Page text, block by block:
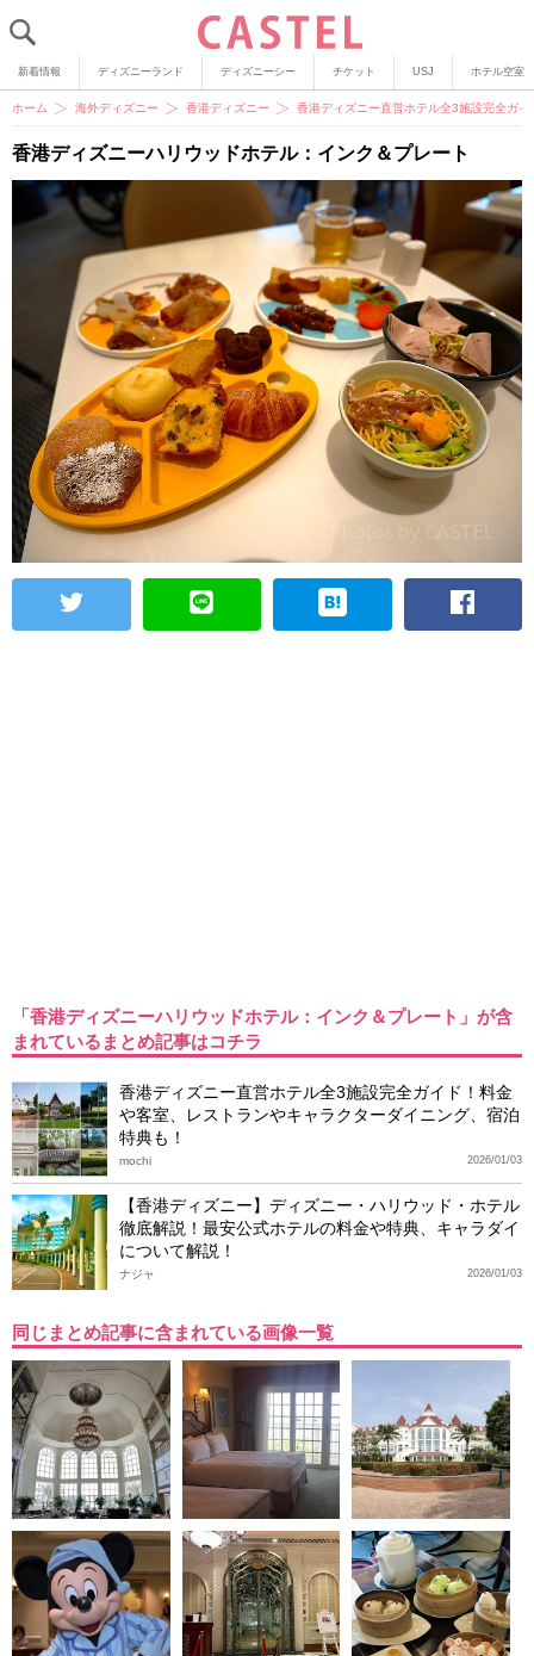
新着情報 ディズニーランド ディズニーシー チケット USJ ホテル空室
ホーム 海外ディズニー 香港ディズニー 香港ディズニー直営ホテル全3施設完全ガ
香港ディズニーハリウッドホテル：インク＆プレート
「香港ディズニーハリウッドホテル：インク＆プレート」が含
まれているまとめ記事はコチラ
香港ディズニー直営ホテル全3施設完全ガイド！料金
や客室、レストランやキャラクターダイニング、宿泊
特典も！
2026/01/03
mochi
【香港ディズニー】ディズニー・ハリウッド・ホテル
徹底解説！最安公式ホテルの料金や特典、キャラダイ
について解説！
2026/01/03
ナジャ
同じまとめ記事に含まれている画像一覧